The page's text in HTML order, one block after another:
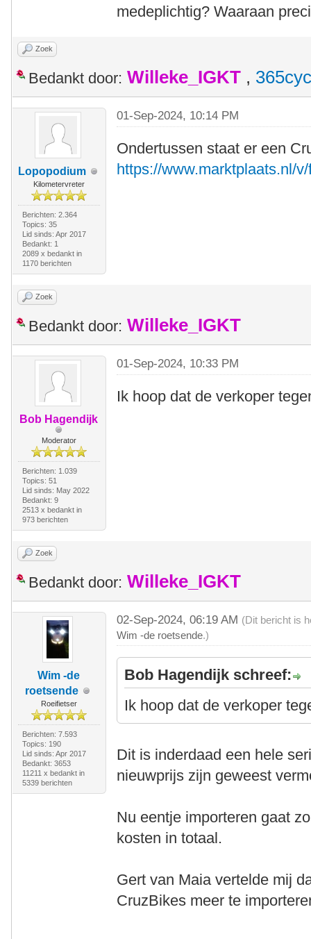
medeplichtig? Waaraan
Zoek
Bedankt door: Willeke_IGKT ,
Lopopodium
Kilometervreter
Berichten: 2.364
Topics: 35
Lid sinds: Apr 2017
Bedankt: 1
2089 x bedankt in
1170 berichten
01-Sep-2024, 10:14 PM
Ondertussen staat er een
https://www.marktplaats.nl/
Zoek
Bedankt door: Willeke_IGKT
Bob Hagendijk
Moderator
Berichten: 1.039
Topics: 51
Lid sinds: May 2022
Bedankt: 9
2513 x bedankt in
973 berichten
01-Sep-2024, 10:33 PM
Ik hoop dat de verkoper
Zoek
Bedankt door: Willeke_IGKT
Wim -de
roetsende
Roeifietser
Berichten: 7.593
Topics: 190
Lid sinds: Apr 2017
Bedankt: 3653
11211 x bedankt in
5339 berichten
02-Sep-2024, 06:19 AM (Dit bericht is
Wim -de roetsende.)
Bob Hagendijk schreef:
Ik hoop dat de verkoper
Dit is inderdaad een hele
nieuwprijs zijn geweest
Nu eentje importeren gaat
kosten in totaal.
Gert van Maia vertelde mij
CruzBikes meer te